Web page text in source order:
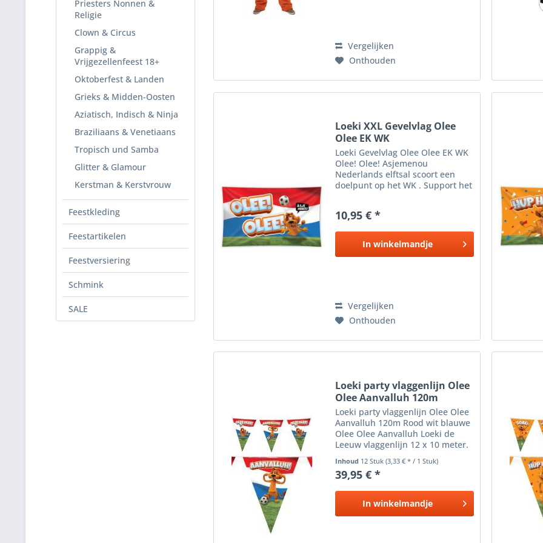
Priesters Nonnen &
Religie
Clown & Circus
Grappig &
Vrijgezellenfeest 18+
Oktoberfest & Landen
Grieks & Midden-Oosten
Aziatisch, Indisch & Ninja
Braziliaans & Venetiaans
Tropisch und Samba
Glitter & Glamour
Kerstman & Kerstvrouw
Feestkleding
Feestartikelen
Feestversiering
Schmink
SALE
Vergelijken
Onthouden
Loeki XXL Gevelvlag Olee
Olee EK WK
Loeki Gevelvlag Olee Olee EK WK
Olee! Olee! Asjemenou
Nederlands elftsal scoort een
doelpunt op het WK . Support het
buiten tijden het WK voetbal .
10,95 € *
In winkelmandje
Vergelijken
Onthouden
Loeki party vlaggenlijn Olee
Olee Aanvalluh 120m
Loeki party vlaggenlijn Olee Olee
Aanvalluh 120m Rood wit blauwe
Olee Olee Aanvalluh Loeki de
Leeuw vlaggenlijn 12 x 10 meter.
dubbelzijdig bedrukte
puntvlaggetjes aan een slinger
van ongeveer 10 meter lang....
Inhoud 12 Stuk(3,33 € * / 1 Stuk)
39,95 € *
In winkelmandje